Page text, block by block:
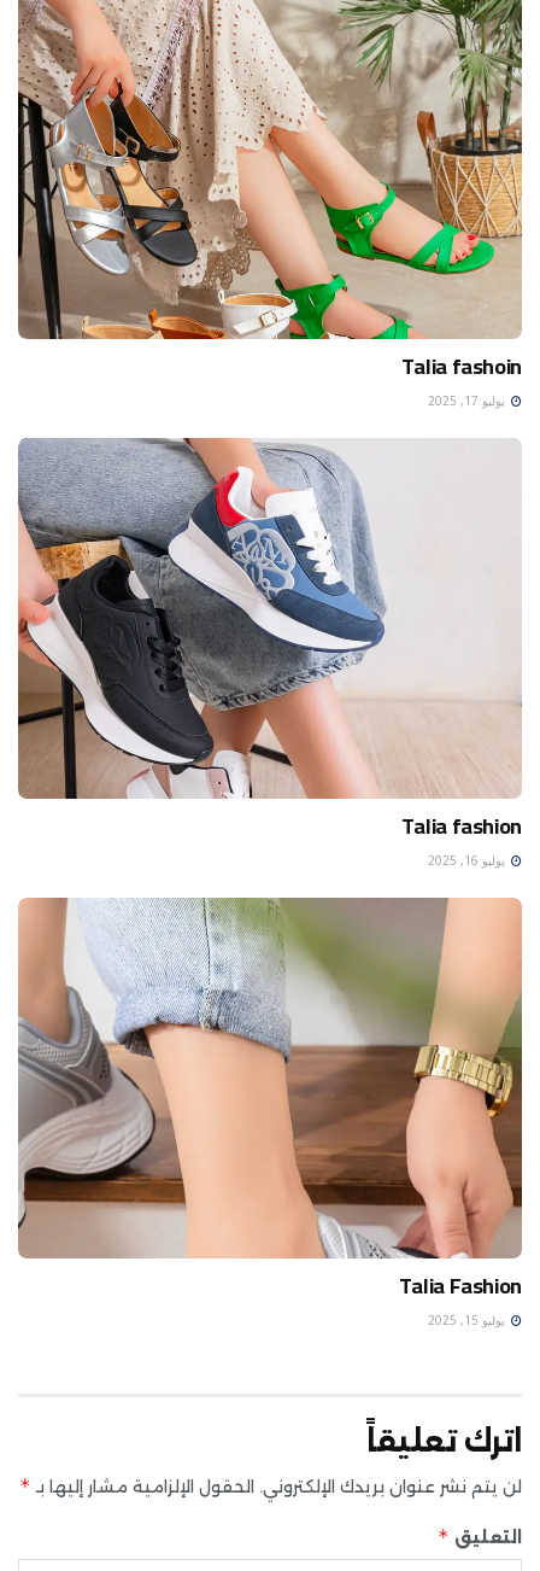
Talia fashoin
يوليو 17, 2025
Talia fashion
يوليو 16, 2025
Talia Fashion
يوليو 15, 2025
اترك تعليقاً
لن يتم نشر عنوان بريدك الإلكتروني. الحقول الإلزامية مشار إليها بـ *
التعليق *